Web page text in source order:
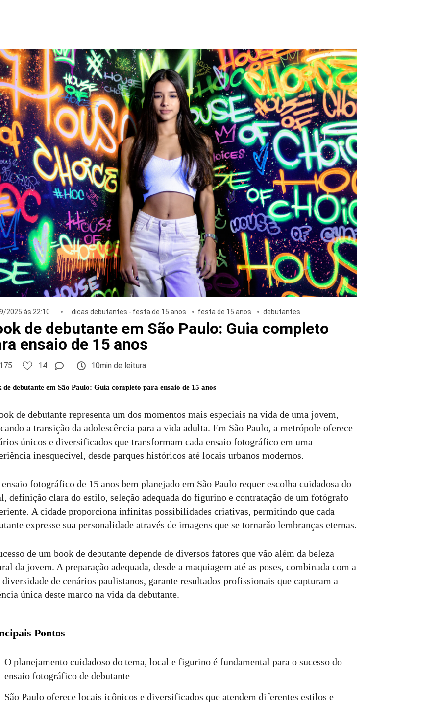
2025 às 22:10 dicas debutantes - festa de 15 anos festa de 15 anos debutantes
de debutante em São Paulo: Guia completo
ensaio de 15 anos
14 10min de leitura
de debutante em São Paulo: Guia completo para ensaio de 15 anos
de debutante representa um dos momentos mais especiais na vida de uma jovem,
a transição da adolescência para a vida adulta. Em São Paulo, a metrópole oferece
únicos e diversificados que transformam cada ensaio fotográfico em uma
inesquecível, desde parques históricos até locais urbanos modernos.
fotográfico de 15 anos bem planejado em São Paulo requer escolha cuidadosa do
definição clara do estilo, seleção adequada do figurino e contratação de um fotógrafo
A cidade proporciona infinitas possibilidades criativas, permitindo que cada
expresse sua personalidade através de imagens que se tornarão lembranças eternas.
de um book de debutante depende de diversos fatores que vão além da beleza
da jovem. A preparação adequada, desde a maquiagem até as poses, combinada com a
de cenários paulistanos, garante resultados profissionais que capturam a
única deste marco na vida da debutante.
Pontos
O planejamento cuidadoso do tema, local e figurino é fundamental para o sucesso do
ensaio fotográfico de debutante
São Paulo oferece locais icônicos e diversificados que atendem diferentes estilos e